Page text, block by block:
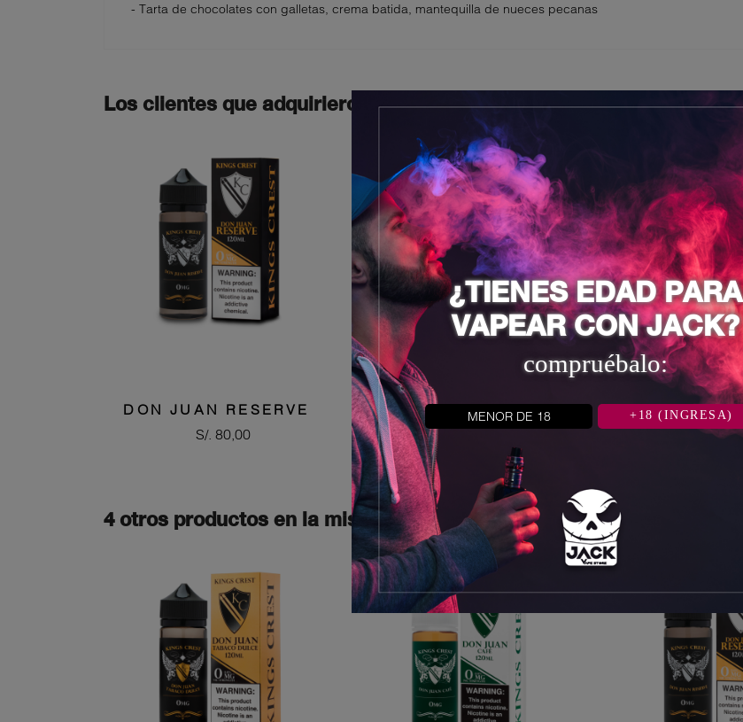
¿TIENES EDAD PARA
VAPEAR CON JACK?
compruébalo:
MENOR DE 18 +18 (INGRESA)
- Tarta de chocolates con galletas, crema batida, mantequilla de nueces pecanas
Los clientes que adquirieron este producto también compraron:
DON JUAN RESERVE
Precio
S/. 80,00
4 otros productos en la misma categoría: